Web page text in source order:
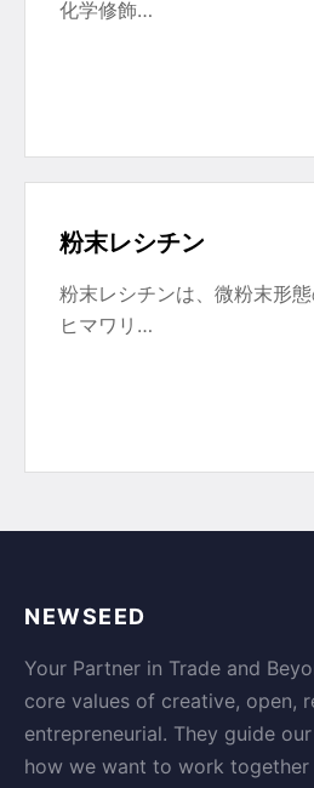
化学修飾…
粉末レシチン
粉末レシチンは、微粉末形
ヒマワリ…
NEWSEED
Your Partner in Trade and
core values of creative, open,
entrepreneurial. They guide
how we want to work